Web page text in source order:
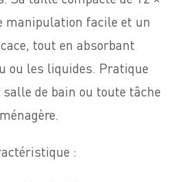
manipulation facile et un
tout en absorbant
ou les liquides. Pratique
de bain ou toute tâche
ménagère.
: